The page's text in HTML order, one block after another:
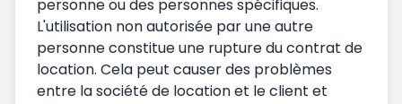
personne ou des personnes spécifiques.
L'utilisation non autorisée par une autre
personne constitue une rupture du contrat de
location. Cela peut causer des problèmes
entre la société de location et le client et